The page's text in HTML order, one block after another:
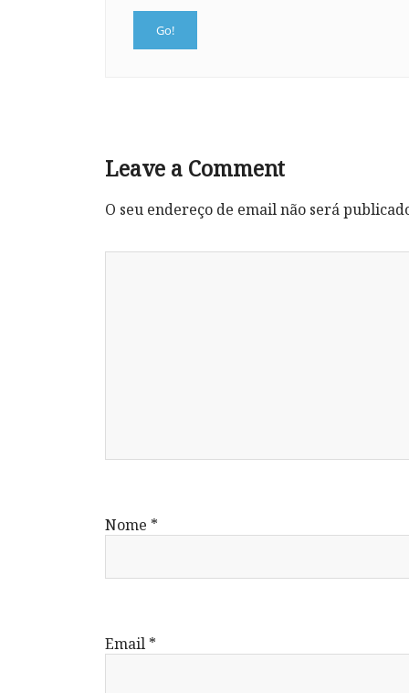
Leave a Comment
O seu endereço de email não será
Nome *
Email *